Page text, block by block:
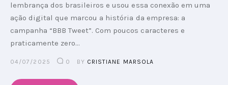
lembrança dos brasileiros e usou essa conexão em uma
ação digital que marcou a história da empresa: a
campanha “BBB Tweet”. Com poucos caracteres e
praticamente zero…
04/07/2025 0 BY CRISTIANE MARSOLA